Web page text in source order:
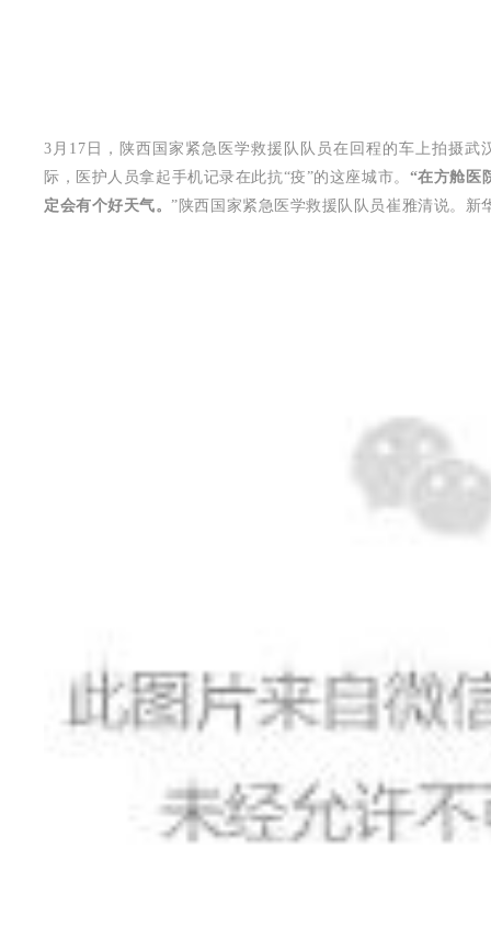
3月17日，陕西国家紧急医学救援队队员在回程的车上拍摄
际，医护人员拿起手机记录在此抗“疫”的这座城市。 “在方舱医
定会有个好天气。”陕西国家紧急医学救援队队员崔雅清说。新